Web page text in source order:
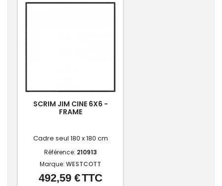
SCRIM JIM CINE 6X6 -
FRAME
Cadre seul 180 x 180 cm
Référence: 210913
Marque: WESTCOTT
Prix
492,59 €TTC